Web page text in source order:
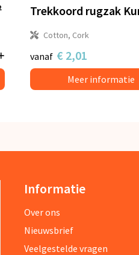
Cotton, Cork
vanaf € 2,01
Meer informatie
Informatie
Over ons
Nieuwsbrief
Veelgestelde vragen